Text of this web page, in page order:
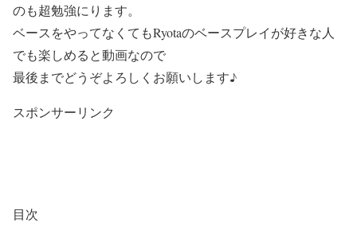
のも超勉強にります。
ベースをやってなくてもRyotaのベースプレイが好きな人
でも楽しめると動画なので
最後までどうぞよろしくお願いします♪
スポンサーリンク
目次